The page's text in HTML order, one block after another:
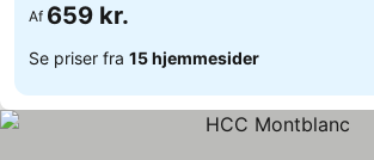
Af 659 kr.
Se priser fra 15 hjemmesider